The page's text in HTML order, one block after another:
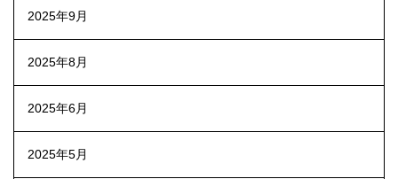
2025年9月
2025年8月
2025年6月
2025年5月